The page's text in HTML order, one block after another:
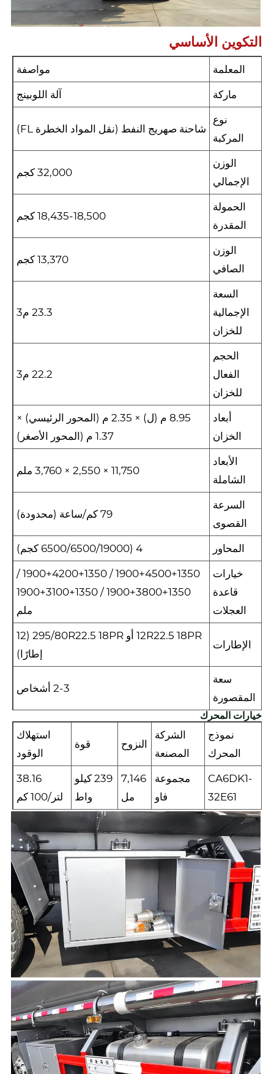
التكوين الأساسي
المعلمة مواصفة
ماركة آلة اللوبينج
نوع
المركبة
شاحنة صهريج النفط (نقل المواد الخطرة FL)
الوزن
الإجمالي
32,000 كجم
الحمولة
المقدرة
18,435-18,500 كجم
الوزن
الصافي
13,370 كجم
السعة
الإجمالية
للخزان
23.3 م3
الحجم
الفعال
للخزان
22.2 م3
أبعاد
الخزان
8.95 م (ل) × 2.35 م (المحور الرئيسي) ×
1.37 م (المحور الأصغر)
الأبعاد
الشاملة
11,750 × 2,550 × 3,760 ملم
السرعة
القصوى
79 كم/ساعة (محدودة)
المحاور 4 (6500/6500/19000 كجم)
خيارات
قاعدة
العجلات
1900+4500+1350 / 1900+4200+1350 /
1900+3800+1350 / 1900+3100+1350
ملم
الإطارات
12R22.5 18PR أو 295/80R22.5 18PR (12
إطارًا)
سعة
المقصورة
2-3 أشخاص
خيارات المحرك
نموذج
المحرك
الشركة
المصنعة
النزوح قوة
استهلاك
الوقود
CA6DK1-
32E61
مجموعة
فاو
7,146
مل
239 كيلو
واط
38.16
لتر/100 كم